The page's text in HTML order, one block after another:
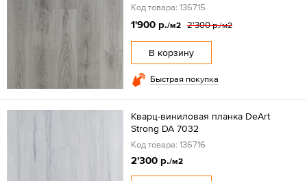
Код товара: 136715
1'900 р./м2 2'300 р./м2
В корзину
Быстрая покупка
Кварц-виниловая планка DeArt
Strong DA 7032
Код товара: 136716
2'300 р./м2